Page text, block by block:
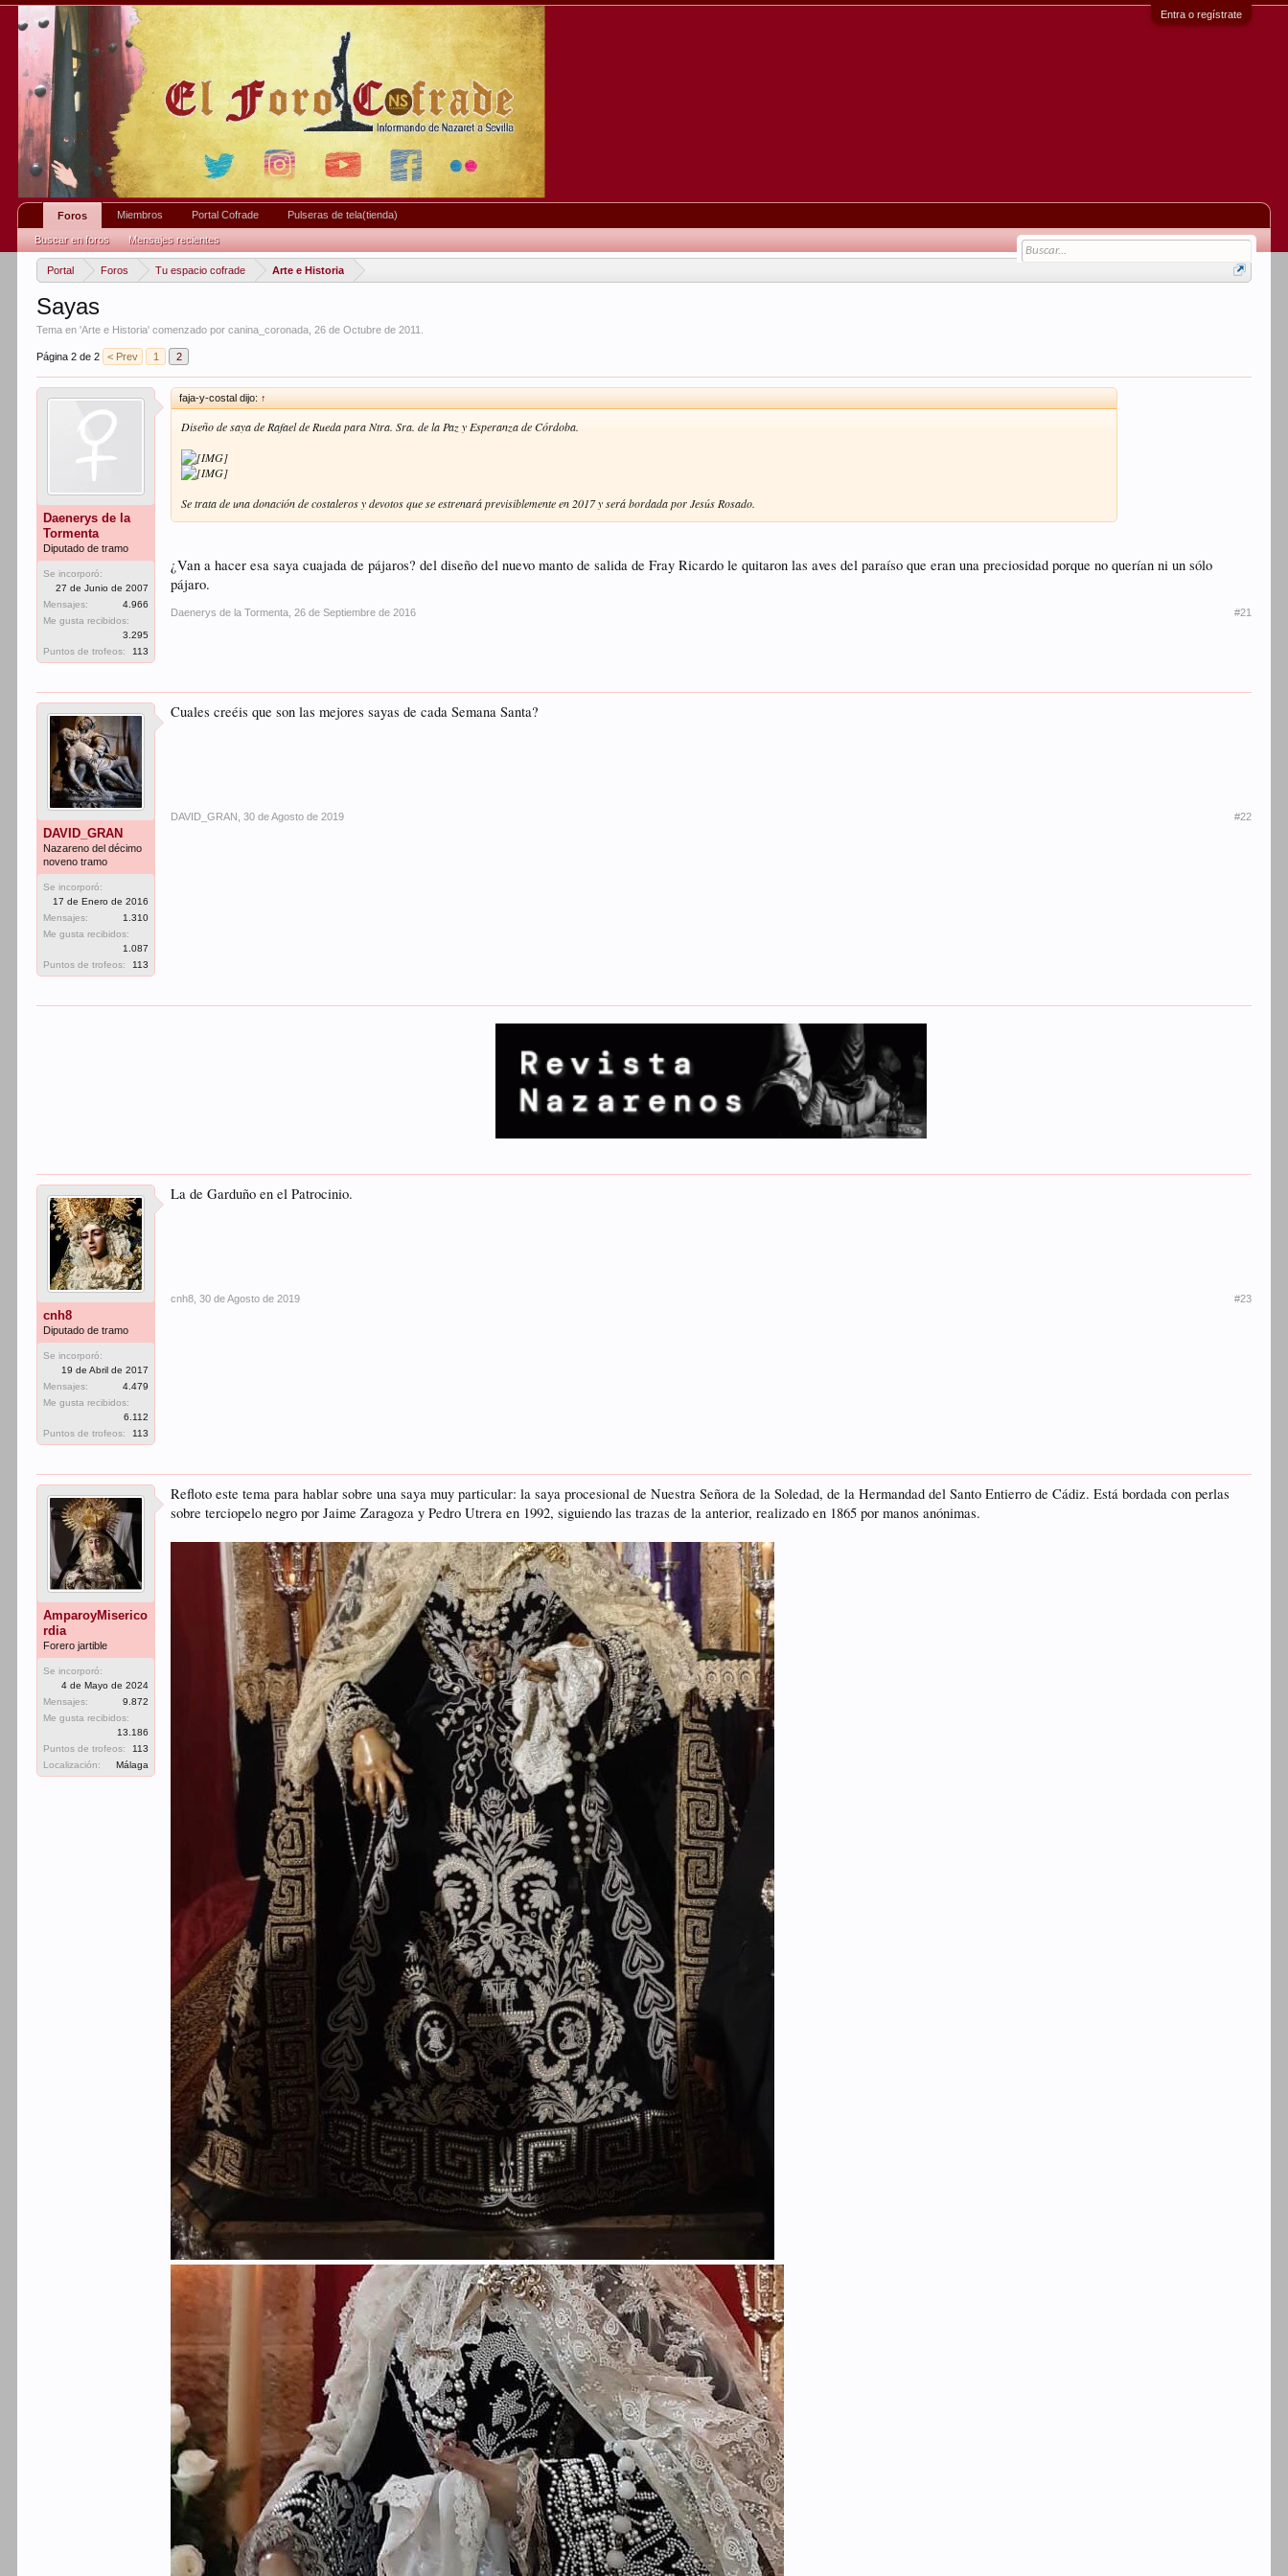
Entra o regístrate
Portal Foros Tu espacio cofrade Arte e Historia
Sayas
Tema en 'Arte e Historia' comenzado porcanina_coronada ,26 de Octubre de 2011
Página 2 de 2 < Prev 1 2
Daenerys de la
Tormenta
Diputado de tramo
Se incorporó:
27 de Junio de 2007
Mensajes:
4.966
Me gusta recibidos:
3.295
Puntos de trofeos:
113
faja-y-costal dijo: ↑
Diseño de saya de Rafael de Rueda para Ntra. Sra. de la Paz y Esperanza de Córdoba.
Se trata de una donación de costaleros y devotos que se estrenará previsiblemente en 2017 y será bordada por Jesús Rosado.
¿Van a hacer esa saya cuajada de pájaros? del diseño del nuevo manto de salida de Fray Ricardo le quitaron las aves del paraíso que eran una preciosidad porque no querían ni un sólo
pájaro.
Daenerys de la Tormenta 26 de Septiembre de 2016 #21
DAVID_GRAN
Nazareno del décimo
noveno tramo
Se incorporó:
17 de Enero de 2016
Mensajes:
1.310
Me gusta recibidos:
1.087
Puntos de trofeos:
113
Cuales creéis que son las mejores sayas de cada Semana Santa?
DAVID_GRAN 30 de Agosto de 2019 #22
cnh8
Diputado de tramo
Se incorporó:
19 de Abril de 2017
Mensajes:
4.479
Me gusta recibidos:
6.112
Puntos de trofeos:
113
La de Garduño en el Patrocinio.
cnh8 30 de Agosto de 2019 #23
AmparoyMiserico
rdia
Forero jartible
Se incorporó:
4 de Mayo de 2024
Mensajes:
9.872
Me gusta recibidos:
13.186
Puntos de trofeos:
113
Localización:
Málaga
Refloto este tema para hablar sobre una saya muy particular: la saya procesional de Nuestra Señora de la Soledad, de la Hermandad del Santo Entierro de Cádiz. Está bordada con perlas
sobre terciopelo negro por Jaime Zaragoza y Pedro Utrera en 1992, siguiendo las trazas de la anterior, realizado en 1865 por manos anónimas.
Foros
Buscar en foros Mensajes recientes
Miembros Portal Cofrade Pulseras de tela(tienda)